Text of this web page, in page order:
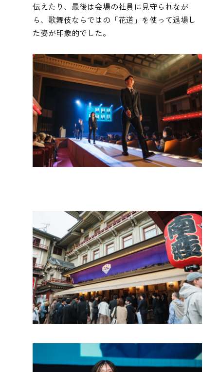
伝えたり、最後は会場の社員に見守られなが
ら、歌舞伎ならではの「花道」を使って退場し
た姿が印象的でした。